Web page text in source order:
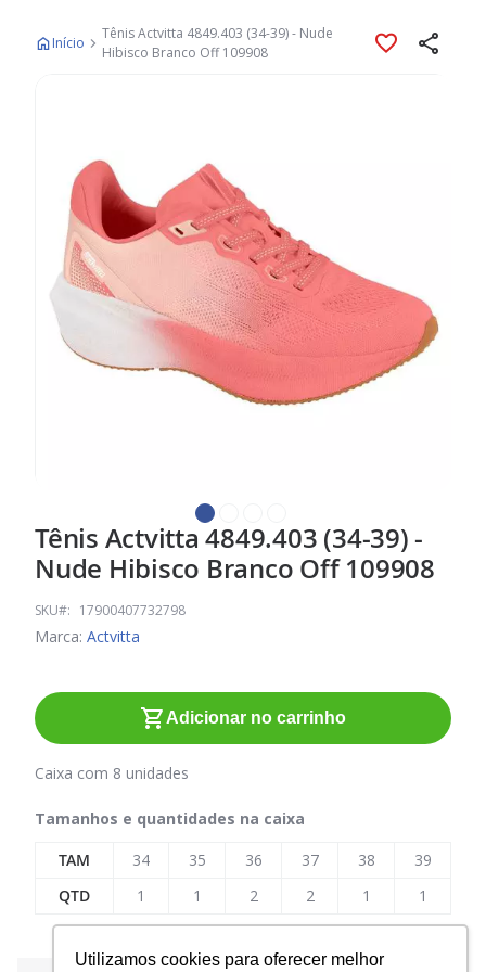
Utilizamos cookies para oferecer melhor
Início
Tênis Actvitta 4849.403 (34-39) - Nude
Hibisco Branco Off 109908
Galeria
imagens
Saltar
para
o
início
da
imagens
Tênis Actvitta 4849.403 (34-39) -
Nude Hibisco Branco Off 109908
SKU 17900407732798
Marca: Actvitta
Adicionar no carrinho
Caixa com 8 unidades
Tamanhos e quantidades na caixa
TAM
34 35 36 37 38
39
QTD
1 1 2 2 1 1